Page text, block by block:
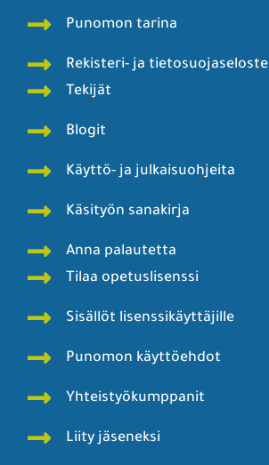
Punomon tarina
Rekisteri- ja tietosuojaseloste
Tekijät
Blogit
Käyttö- ja julkaisuohjeita
Käsityön sanakirja
Anna palautetta
Tilaa opetuslisenssi
Sisällöt lisenssikäyttäjille
Punomon käyttöehdot
Yhteistyökumppanit
Liity jäseneksi